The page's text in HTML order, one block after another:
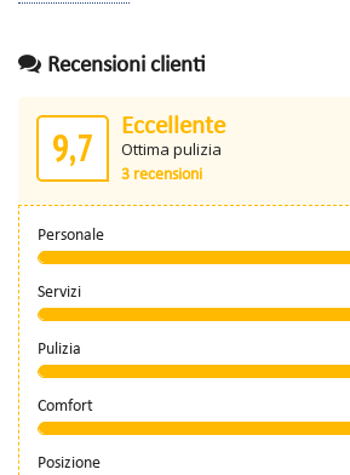
Recensioni clienti
9,7 Eccellente
Ottima pulizia
3 recensioni
Personale
Servizi
Pulizia
Comfort
Posizione